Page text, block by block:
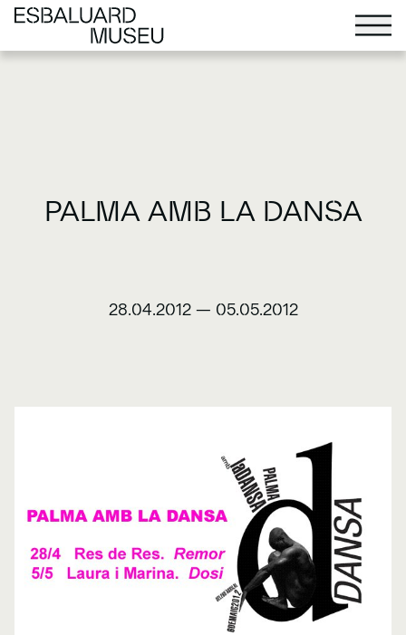
PALMA AMB LA DANSA
28.04.2012 — 05.05.2012